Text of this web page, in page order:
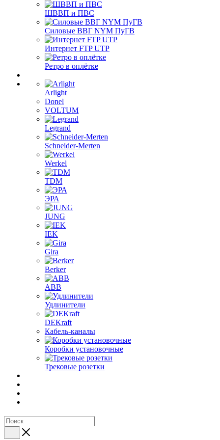
ШВВП и ПВС
Силовые ВВГ NYM ПуГВ
Интернет FTP UTP
Ретро в оплётке
Arlight
Donel
VOLTUM
Legrand
Schneider-Merten
Werkel
TDM
ЭРА
JUNG
IEK
Gira
Berker
ABB
Удлинители
DEKraft
Кабель-каналы
Коробки установочные
Трековые розетки